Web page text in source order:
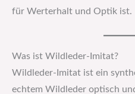
für Werterhalt und Optik ist.
Was ist Wildleder-Imitat?
Wildleder-Imitat ist ein
echtem Wildleder optisch